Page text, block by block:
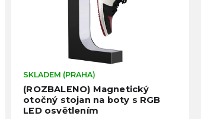
(ROZBALENO) Magnetický
otočný stojan na boty s RGB
LED osvětlením
SKLADEM (PRAHA)